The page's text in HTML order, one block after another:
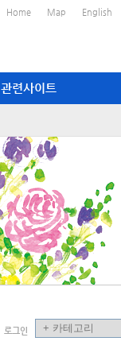
Home Map English
관련사이트
로그인